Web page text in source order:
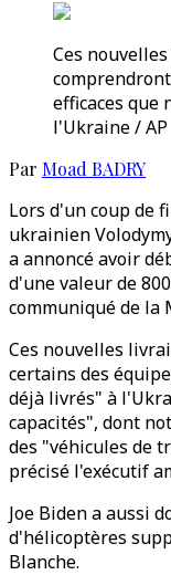
Ces
efficaces que
l'Ukraine / AP
Par Moad BADRY
Lors d'un coup de
ukrainien
a annoncé avoir
d'une valeur de
communiqué de la
Ces nouvelles
certains des
déjà livrés" à
capacités", dont
des "véhicules de
précisé l'exécutif
Joe Biden a aussi
d'hélicoptères
Blanche.